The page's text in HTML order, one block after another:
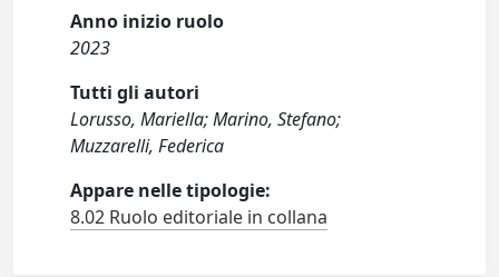
Anno inizio ruolo
2023
Tutti gli autori
Lorusso, Mariella; Marino, Stefano;
Muzzarelli, Federica
Appare nelle tipologie:
8.02 Ruolo editoriale in collana